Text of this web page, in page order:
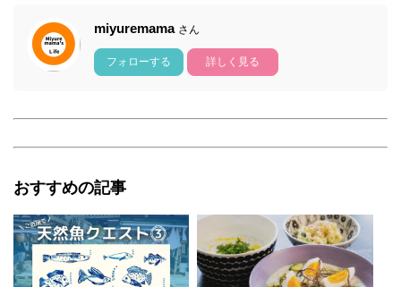
miyuremama さん
フォローする 詳しく見る
おすすめの記事